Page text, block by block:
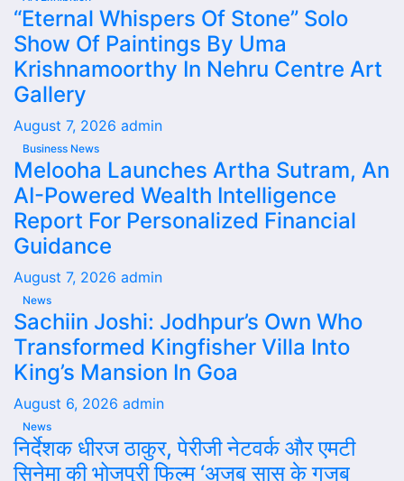
“Eternal Whispers Of Stone” Solo
Show Of Paintings By Uma
Krishnamoorthy In Nehru Centre Art
Gallery
August 7, 2026 admin
Business News
Melooha Launches Artha Sutram, An
AI-Powered Wealth Intelligence
Report For Personalized Financial
Guidance
August 7, 2026 admin
News
Sachiin Joshi: Jodhpur’s Own Who
Transformed Kingfisher Villa Into
King’s Mansion In Goa
August 6, 2026 admin
News
निर्देशक धीरज ठाकुर, पेरीजी नेटवर्क और एमटी
सिनेमा की भोजपुरी फिल्म ‘अजब सास के गजब